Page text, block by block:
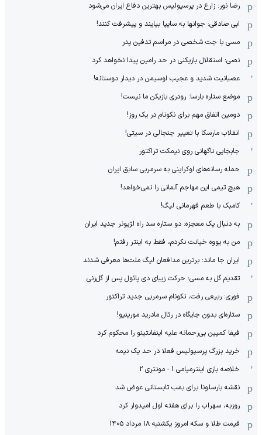
رضا نور: زارع در پرسپولیس بهترین دفاع ایران می‌شود
ابی صادقی: جوانها به سایپا بیایند و پیشرفت کنند!
مسی با جت شخصی در مراسم تدفین پدر
نصی: استقلال بازیکنی در حد رامین پیدا نخواهد کرد
عصبانیت شدید و عجیب اوسیمن در دیدار دوستانه!
موضع ستاره بارسا: رودری بازیکن ما نیست!
دومین اتفاق مهم برای نکونام در یک روز!
انقلاب مارسکا با تغییر جنجالی در سیتی!
جابجایی ناگهانی روی نیمکت تراکتور
حمله رسانه‌های اوکراینی به سرمربی سابق ایران
هیچ‌ تیمی این مهاجم آلمانی را نمی‌خواهد!
کامبک با طعم قهرمانی لیگ!
به دنبال یک معجزه: دو ستاره سد راه لژیونر جدید ایران
من به یووه خیانت نکردم، فقط به اینتر رفتم!
ایران جا ماند: برترین مدافعان لیگ ملت‌ها معرفی شدند
تقدیم گل به مسی؛ حرکت زیبای دی پائول پس از گل‌زنی
فوری: ربیعی رفت، نکونام سرمربی جدید تراکتور
ستاره‌ای بدون جایگاه در رئال مادرید مورینیو!
فیفا کمپین بی‌رحمانه علیه اینفانتینو را محکوم کرد
خرید بزرگ پرسپولیس فعلا در حد یک نیمه
خلاصه بازی اینترمیامی 1 - مونتری 2
نقشه بارسلونا برای بمب تابستانی عوض شد
روزبه، سهراب را برای هفته اول امیدوار کرد
قیمت طلا و سکه امروز یکشنبه ۱۸ مرداد ۱۴۰۵